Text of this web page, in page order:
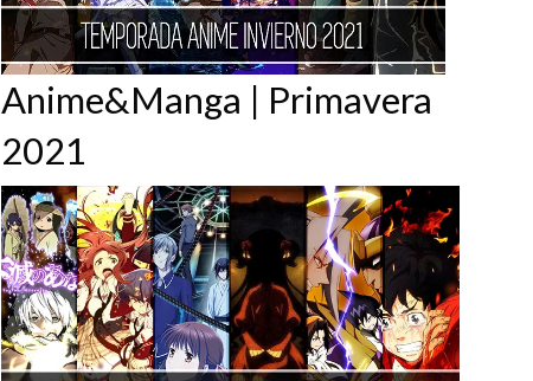
Anime&Manga | Primavera
2021